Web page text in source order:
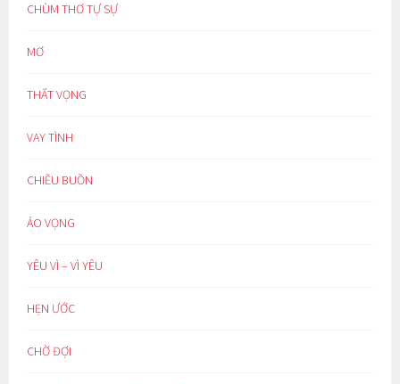
CHÙM THƠ TỰ SỰ
MƠ
THẤT VỌNG
VAY TÌNH
CHIỀU BUỒN
ẢO VỌNG
YÊU VÌ – VÌ YÊU
HẸN ƯỚC
CHỜ ĐỢI